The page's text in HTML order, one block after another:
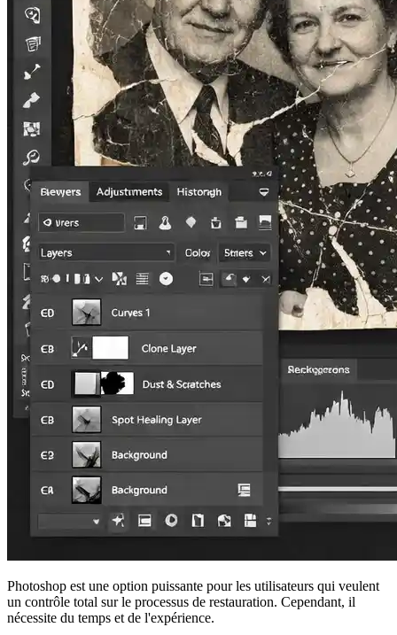
Photoshop est une option puissante pour les utilisateurs qui veulent
un contrôle total sur le processus de restauration. Cependant, il
nécessite du temps et de l'expérience.